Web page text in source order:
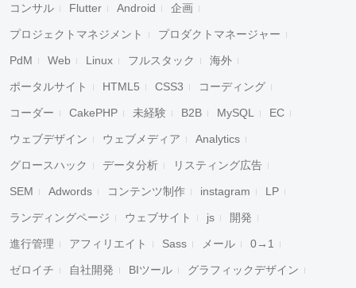
コンサル Flutter Android 企画
プロジェクトマネジメント プロダクトマネージャー
PdM Web Linux フルスタック 海外
ポータルサイト HTML5 CSS3 コーディング
コーダー CakePHP 未経験 B2B MySQL EC
ウェブデザイン ウェブメディア Analytics
グロースハック データ分析 リスティング広告
SEM Adwords コンテンツ制作 instagram LP
ランディングページ ウェブサイト js 開発
進行管理 アフィリエイト Sass メール 0→1
ゼロイチ 自社開発 BIツール グラフィックデザイン